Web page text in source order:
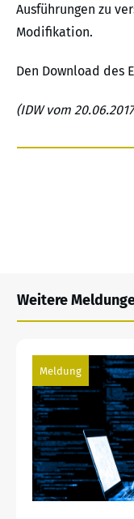
Ausführungen zu
Modifikation.
Den Download des
(IDW vom
Weitere
Meldung